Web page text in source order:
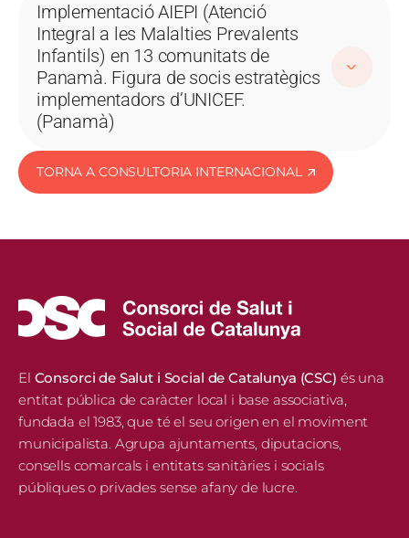
Implementació AIEPI (Atenció
Integral a les Malalties Prevalents
Infantils) en 13 comunitats de
Panamà. Figura de socis estratègics
implementadors d’UNICEF.
(Panamà)
TORNA A CONSULTORIA INTERNACIONAL
El Consorci de Salut i Social de Catalunya (CSC) és una
entitat pública de caràcter local i base associativa,
fundada el 1983, que té el seu origen en el moviment
municipalista. Agrupa ajuntaments, diputacions,
consells comarcals i entitats sanitàries i socials
públiques o privades sense afany de lucre.